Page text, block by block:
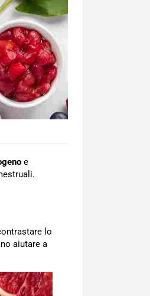
e
lo
aiutare a